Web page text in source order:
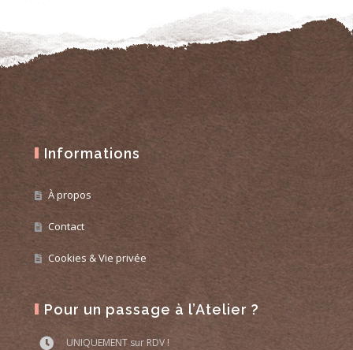
Informations
À propos
Contact
Cookies & Vie privée
Pour un passage à l’Atelier ?
UNIQUEMENT sur RDV !